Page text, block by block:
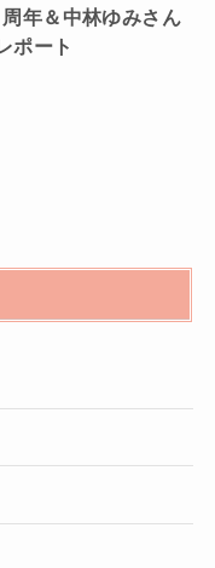
年＆中林ゆみさん
ポート